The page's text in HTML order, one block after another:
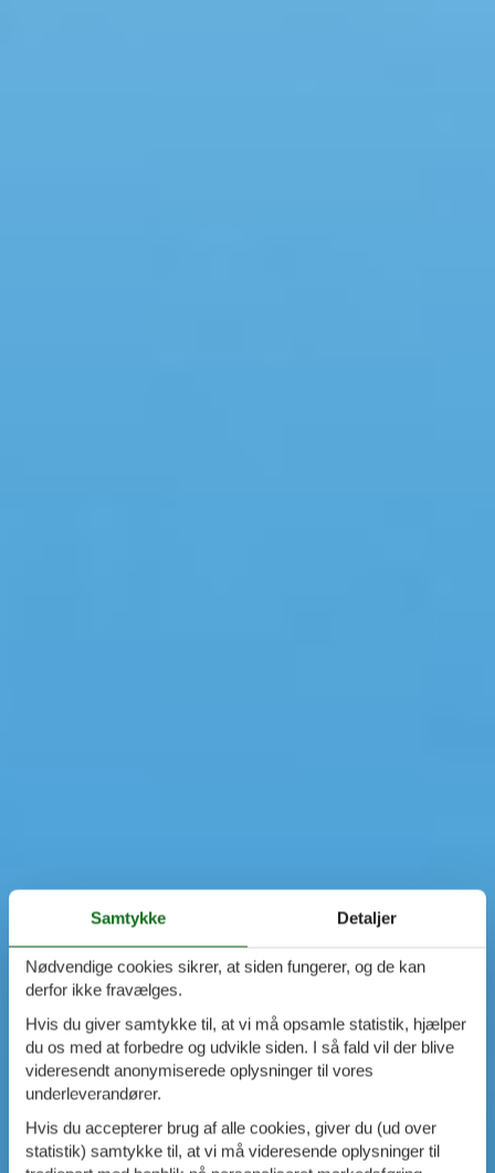
Samtykke Detaljer
Nødvendige cookies sikrer, at siden fungerer, og de kan
derfor ikke fravælges.
Hvis du giver samtykke til, at vi må opsamle statistik, hjælper
du os med at forbedre og udvikle siden. I så fald vil der blive
videresendt anonymiserede oplysninger til vores
underleverandører.
Hvis du accepterer brug af alle cookies, giver du (ud over
statistik) samtykke til, at vi må videresende oplysninger til